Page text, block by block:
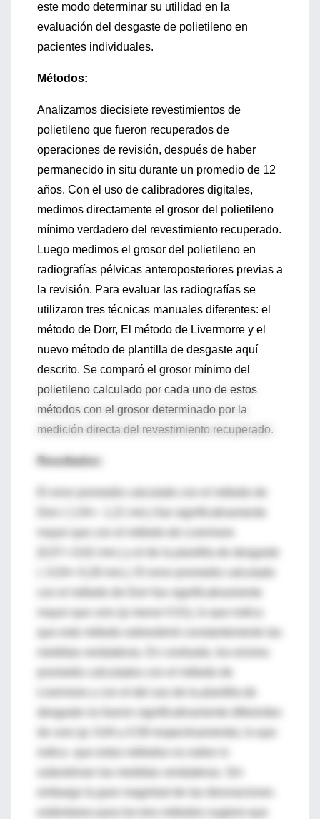
este modo determinar su utilidad en la
evaluación del desgaste de polietileno en
pacientes individuales.
Métodos:
Analizamos diecisiete revestimientos de
polietileno que fueron recuperados de
operaciones de revisión, después de haber
permanecido in situ durante un promedio de 12
años. Con el uso de calibradores digitales,
medimos directamente el grosor del polietileno
mínimo verdadero del revestimiento recuperado.
Luego medimos el grosor del polietileno en
radiografías pélvicas anteroposteriores previas a
la revisión. Para evaluar las radiografías se
utilizaron tres técnicas manuales diferentes: el
método de Dorr, El método de Livermorre y el
nuevo método de plantilla de desgaste aquí
descrito. Se comparó el grosor mínimo del
polietileno calculado por cada uno de estos
métodos con el grosor determinado por la
medición directa del revestimiento recuperado.
Resultados:
Dorr ( 1,54+- 1,21 mm.) fue significativamente
mayor que con el método de Livermore
(0,07+-0,62 mm.) y el de la plantilla de desgaste
con el método de Dorr fue significativamente
mayor que cero (p menor 0.01), lo que indica
desgaste no fueron significativamente diferentes
embargo la gran magnitud de las desviaciones
estándares para los tres métodos sugiere que